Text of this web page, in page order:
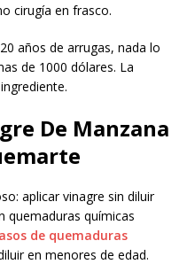
cirugía en frasco.
años de arrugas, nada lo
de 1000 dólares. La
De Manzana
aplicar vinagre sin diluir
quemaduras químicas
de quemaduras
en menores de edad.